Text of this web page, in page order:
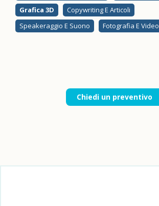
Grafica 3D
Copywriting E Articoli
Speakeraggio E Suono
Fotografia E Video
Chiedi un preventivo